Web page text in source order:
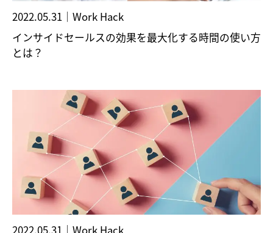
2022.05.31 ｜ Work Hack
インサイドセールスの効果を最大化する時間の使い方
とは？
2022.05.31｜ Work Hack